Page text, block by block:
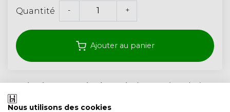
Quantité - +
Ajouter au panier
Livraison gratuite à partir de 350,- (<40 kg)
Garantie de 5 ans
Nous utilisons des cookies